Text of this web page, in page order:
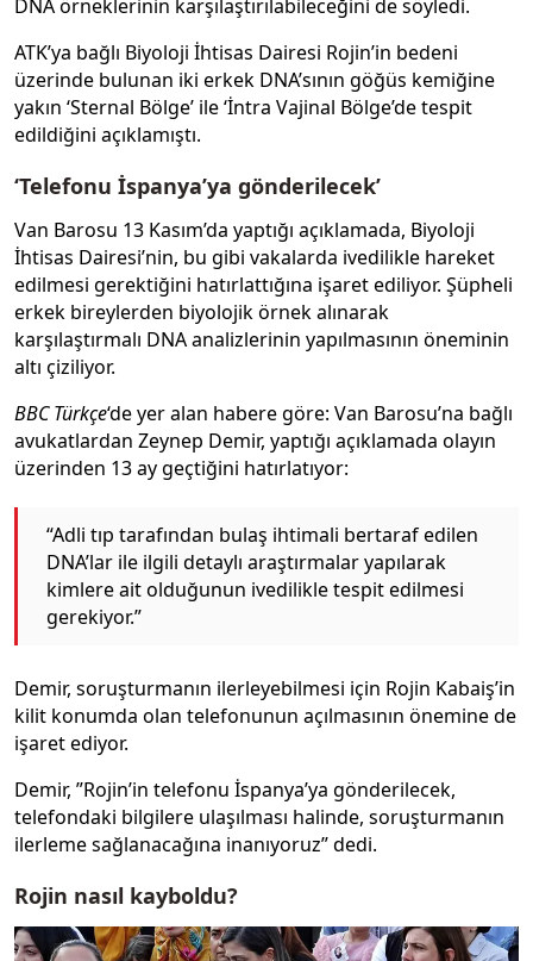
DNA örneklerinin karşılaştırılabileceğini de söyledi.
ATK’ya bağlı Biyoloji İhtisas Dairesi Rojin’in bedeni
üzerinde bulunan iki erkek DNA’sının göğüs kemiğine
yakın ‘Sternal Bölge’ ile ‘İntra Vajinal Bölge’de tespit
edildiğini açıklamıştı.
‘Telefonu İspanya’ya gönderilecek’
Van Barosu 13 Kasım’da yaptığı açıklamada, Biyoloji
İhtisas Dairesi’nin, bu gibi vakalarda ivedilikle hareket
edilmesi gerektiğini hatırlattığına işaret ediliyor. Şüpheli
erkek bireylerden biyolojik örnek alınarak
karşılaştırmalı DNA analizlerinin yapılmasının öneminin
altı çiziliyor.
BBC Türkçe‘de yer alan habere göre: Van Barosu’na bağlı
avukatlardan Zeynep Demir, yaptığı açıklamada olayın
üzerinden 13 ay geçtiğini hatırlatıyor:
“Adli tıp tarafından bulaş ihtimali bertaraf edilen
DNA’lar ile ilgili detaylı araştırmalar yapılarak
kimlere ait olduğunun ivedilikle tespit edilmesi
gerekiyor.”
Demir, soruşturmanın ilerleyebilmesi için Rojin Kabaiş’in
kilit konumda olan telefonunun açılmasının önemine de
işaret ediyor.
Demir, ”Rojin’in telefonu İspanya’ya gönderilecek,
telefondaki bilgilere ulaşılması halinde, soruşturmanın
ilerleme sağlanacağına inanıyoruz” dedi.
Rojin nasıl kayboldu?